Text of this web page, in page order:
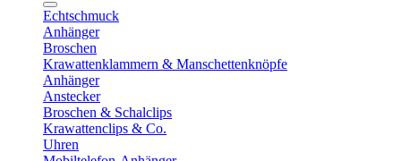
Echtschmuck
Anhänger
Broschen
Krawattenklammern & Manschettenknöpfe
Anhänger
Anstecker
Broschen & Schalclips
Krawattenclips & Co.
Uhren